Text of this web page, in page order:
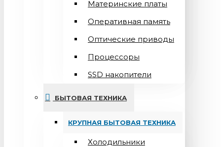
Материнские платы
Оперативная память
Оптические приводы
Процессоры
SSD накопители
БЫТОВАЯ ТЕХНИКА
КРУПНАЯ БЫТОВАЯ ТЕХНИКА
Холодильники